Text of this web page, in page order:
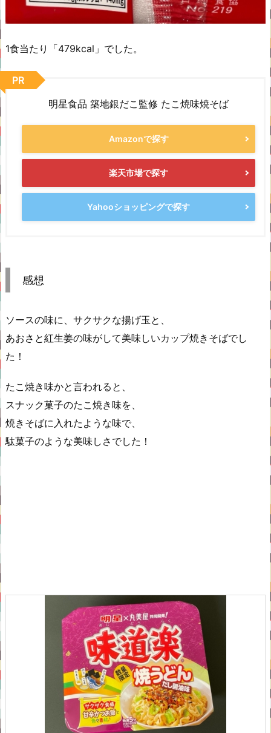
1食当たり「479kcal」でした。
明星食品 築地銀だこ監修 たこ焼味焼そば
Amazonで探す
楽天市場で探す
Yahooショッピングで探す
PR
感想
ソースの味に、サクサクな揚げ玉と、
あおさと紅生姜の味がして美味しいカップ焼きそばでし
た！
たこ焼き味かと言われると、
スナック菓子のたこ焼き味を、
焼きそばに入れたような味で、
駄菓子のような美味しさでした！